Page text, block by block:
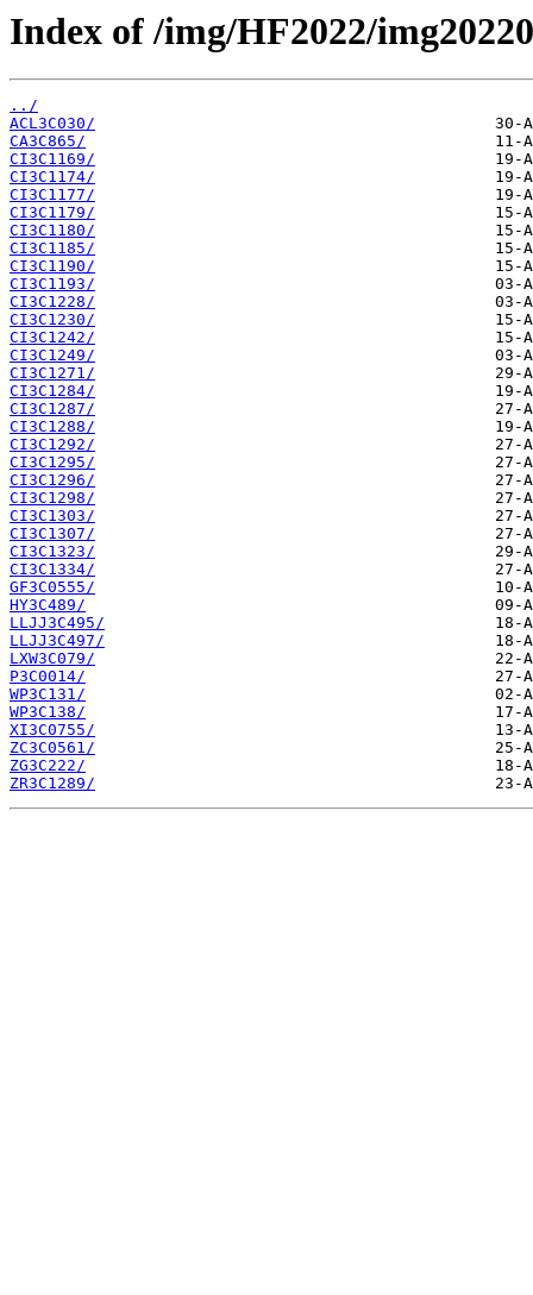
Index of /img/HF2022/
../
ACL3C030/
CA3C865/
CI3C1169/
CI3C1174/
CI3C1177/
CI3C1179/
CI3C1180/
CI3C1185/
CI3C1190/
CI3C1193/
CI3C1228/
CI3C1230/
CI3C1242/
CI3C1249/
CI3C1271/
CI3C1284/
CI3C1287/
CI3C1288/
CI3C1292/
CI3C1295/
CI3C1296/
CI3C1298/
CI3C1303/
CI3C1307/
CI3C1323/
CI3C1334/
GF3C0555/
HY3C489/
LLJJ3C495/
LLJJ3C497/
LXW3C079/
P3C0014/
WP3C131/
WP3C138/
XI3C0755/
ZC3C0561/
ZG3C222/
ZR3C1289/